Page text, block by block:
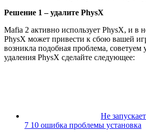
Решение 1 – удалите PhysX
Mafia 2 активно использует PhysX, и в
PhysX может привести к сбою вашей
возникла подобная проблема, советуем
удаления PhysX сделайте следующее:
Не
7 10 ошибка проблемы установка